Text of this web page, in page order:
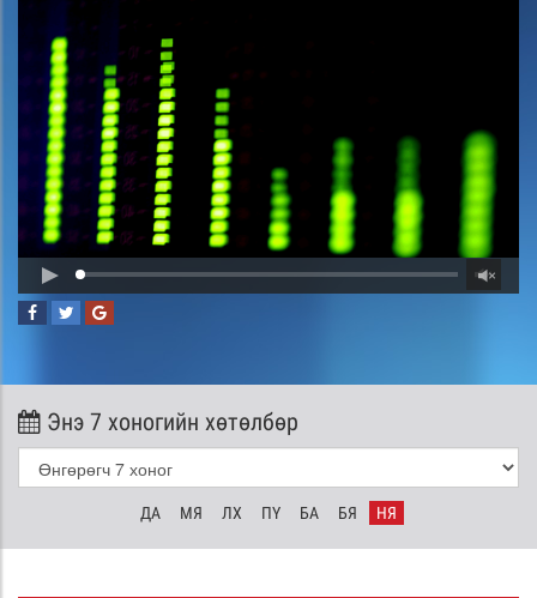
Энэ 7 хоногийн хөтөлбөр
ДА МЯ ЛХ ПҮ БА БЯ НЯ